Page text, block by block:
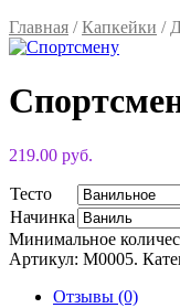
Главная /Капкейки /
219.00 руб.
Тесто
Начинка
Минимальное
Артикул: M0005.
Отзывы (0)